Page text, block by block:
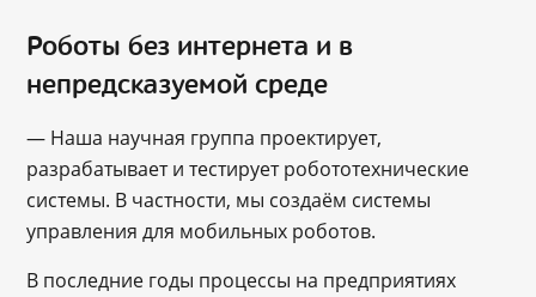
Роботы без интернета и в
непредсказуемой среде
― Наша научная группа проектирует,
разрабатывает и тестирует робототехнические
системы. В частности, мы создаём системы
управления для мобильных роботов.
В последние годы процессы на предприятиях